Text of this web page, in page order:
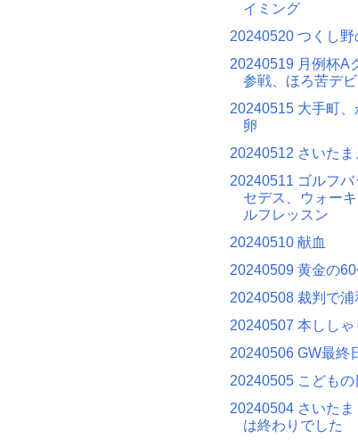
イミング
20240520 つくし野
20240519 月例杯A
参戦、ほろ苦デ
20240515 大手町
卵
20240512 さいた
20240511 ゴルフ
セデス、ウォー
ルフレッスン
20240510 献血
20240509 黄金の
20240508 裁判で浦
20240507 本しし
20240506 GW最終
20240505 こども
20240504 さいた
は終わりでした